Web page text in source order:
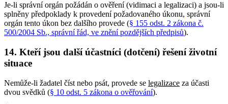
Je-li správní orgán požádán o ověření (vidimaci a legalizaci) a jsou-li
splněny předpoklady k provedení požadovaného úkonu, správní
orgán tento úkon bez dalšího provede (§ 155 odst. 2 zákona č.
500/2004 Sb., správní řád, ve znění pozdějších předpisů).
14. Kteří jsou další účastníci (dotčení) řešení životní
situace
Nemůže-li žadatel číst nebo psát, provede se legalizace za účasti
dvou svědků (§ 10 odst. 5 zákona o ověřování).